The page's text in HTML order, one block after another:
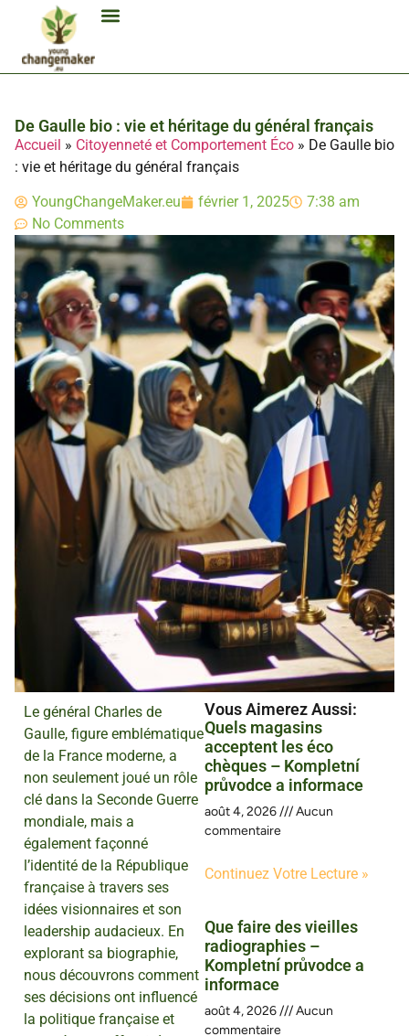
De Gaulle bio : vie et héritage du général français
Accueil » Citoyenneté et Comportement Éco » De Gaulle bio
: vie et héritage du général français
YoungChangeMaker.eu février 1, 2025
7:38 am
No Comments
Le général Charles de
Gaulle, figure emblématique
de la France moderne, a
non seulement joué un rôle
clé dans la Seconde Guerre
mondiale, mais a
également façonné
l’identité de la République
française à travers ses
idées visionnaires et son
leadership audacieux. En
explorant sa biographie,
nous découvrons comment
ses décisions ont influencé
la politique française et
Vous Aimerez Aussi :
Quels magasins
acceptent les éco
chèques – Kompletní
průvodce a informace
août 4, 2026
Aucun
commentaire
Continuez Votre Lecture »
Que faire des vieilles
radiographies –
Kompletní průvodce a
informace
août 4, 2026
Aucun
commentaire